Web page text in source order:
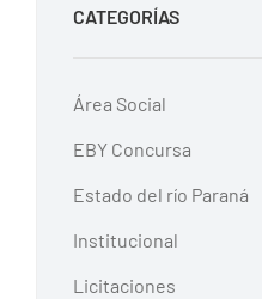
CATEGORÍAS
Área Social
EBY Concursa
Estado del río Paraná
Institucional
Licitaciones